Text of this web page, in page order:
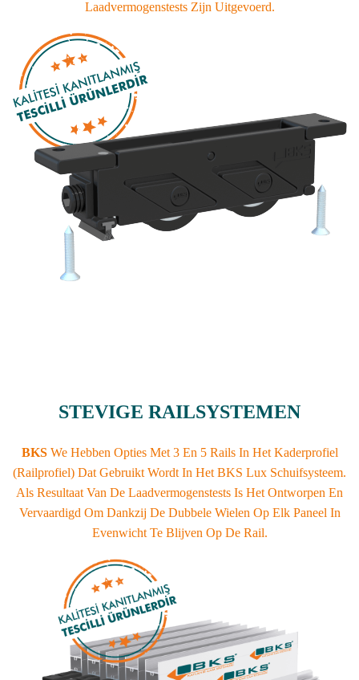
Laadvermogenstests Zijn Uitgevoerd.
STEVIGE RAILSYSTEMEN
BKS We Hebben Opties Met 3 En 5 Rails In Het Kaderprofiel
(railprofiel) Dat Gebruikt Wordt In Het BKS Lux Schuifsysteem.
Als Resultaat Van De Laadvermogenstests Is Het Ontworpen En
Vervaardigd Om Dankzij De Dubbele Wielen Op Elk Paneel In
Evenwicht Te Blijven Op De Rail.